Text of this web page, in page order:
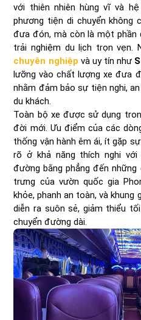
với thiên nhiên hùng vĩ và
phương tiện di chuyển không
đưa đón, mà còn là một phần
trải nghiệm du lịch trọn vẹn.
chuyên nghiệp và uy tín như
lưỡng vào chất lượng xe đưa
nhằm đảm bảo sự tiện nghi,
du khách.
Toàn bộ xe được sử dụng
đời mới. Ưu điểm của các
thống vận hành êm ái, ít gặp
rõ ở khả năng thích nghi
đường bằng phẳng đến
trưng của vườn quốc gia
khỏe, phanh an toàn, và khung
diễn ra suôn sẻ, giảm thiểu
chuyển đường dài.